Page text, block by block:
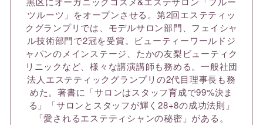
ツルーツ」をオープンさせる。第2回エステティッ
クグランプリでは、モデルサロン部門、フェイシャ
ル技術部門で2冠を受賞。ビューティーワールドジ
ャパンのメインステージ、たかの友梨ビューティク
リニックなど、様々な講演講師も務める。一般社団
法人エステティックグランプリの2代目理事長も務
めた。著書に「サロンはスタッフ育成で99%決ま
る」「サロンとスタッフが輝く28+8の成功法則」
「愛されるエステティシャンの秘密」がある。